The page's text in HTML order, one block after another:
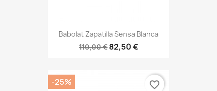
Babolat Zapatilla Sensa Blanca
110,00 € 82,50 €
-25% favorite_border